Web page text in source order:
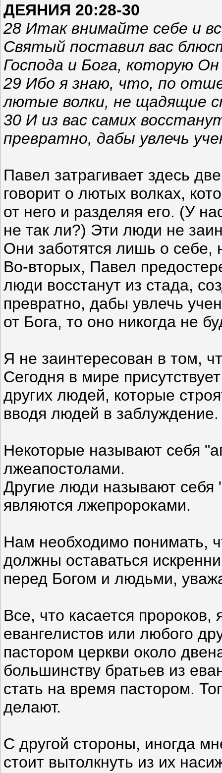
ДЕЯНИЯ 20:28-30
28 Итак внимайте себе и
Святый поставил вас
Господа и Бога, которую
29 Ибо я знаю, что, по
лютые волки, не щадящие
30 И из вас самих
превратно, дабы увлечь
Павел затрагивает здесь
говорит о лютых волках,
от него и разделяя его. (У
не так ли?) Эти люди не
Они заботятся лишь о себе,
Во-вторых, Павел
люди восстанут из стада,
превратно, дабы увлечь
от Бога, то оно никогда не
Я не заинтересован в том,
Сегодня в мире
других людей, которые
вводя людей в заблуждение.
Некоторые называют себя
лжеапостолами.
Другие люди называют себя
являются лжепророками.
Нам необходимо понимать,
должны оставаться
перед Богом и людьми,
Все, что касается
евангелистов или любого
пастором церкви около
большинству братьев из
стать на время пастором.
делают.
С другой стороны, иногда
стоит вытолкнуть из их